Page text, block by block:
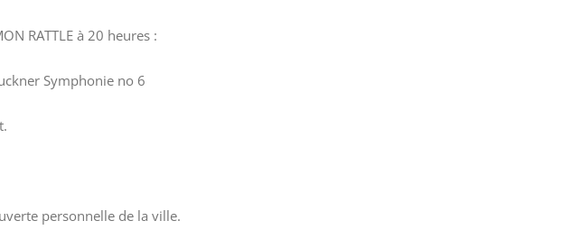
RATTLE à 20 heures :
Symphonie no 6
personnelle de la ville.